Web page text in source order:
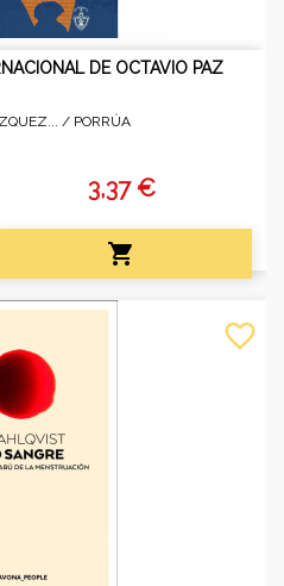
DE OCTAVIO PAZ
/ PORRÚA
3,37 €

favorite_border